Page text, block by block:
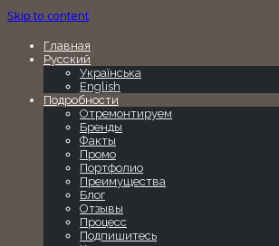
Skip to content
Главная
Русский
Українська
English
Подробности
Отремонтируем
Бренды
Факты
Промо
Портфолио
Преимущества
Блог
Отзывы
Процесс
Подпишитесь